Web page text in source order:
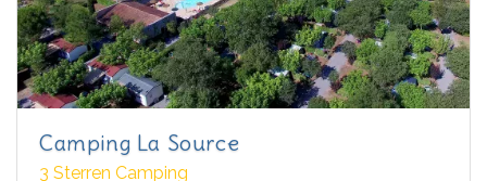
Camping La Source
3 Sterren Camping